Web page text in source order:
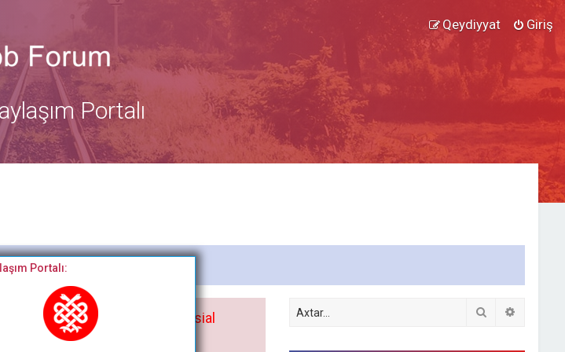
Giriş
Qeydiyyat
Portalı
Bitdi
Portalı:
heç bir qrupda, saytda və sosial
tanış olun:
Axtar